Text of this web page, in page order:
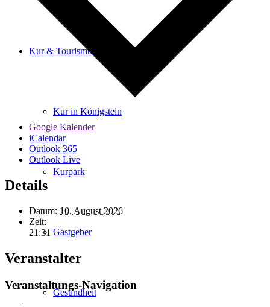
Kur & Tourismus
Kur in Königstein
Kurpark
Gastgeber
Gesundheit
Google Kalender
iCalendar
Outlook 365
Outlook Live
Details
Datum: 10. August 2026
Zeit:
21:31
Veranstalter
Veranstaltungs-Navigation